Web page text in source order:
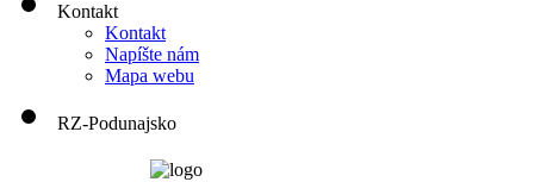
Kontakt
Kontakt
Napíšte nám
Mapa webu
RZ-Podunajsko